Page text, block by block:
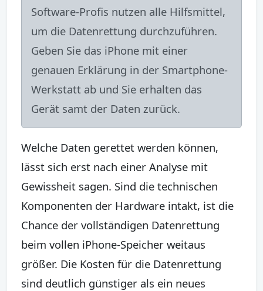
Software-Profis nutzen alle Hilfsmittel,
um die Datenrettung durchzuführen.
Geben Sie das iPhone mit einer
genauen Erklärung in der Smartphone-
Werkstatt ab und Sie erhalten das
Gerät samt der Daten zurück.
Welche Daten gerettet werden können,
lässt sich erst nach einer Analyse mit
Gewissheit sagen. Sind die technischen
Komponenten der Hardware intakt, ist die
Chance der vollständigen Datenrettung
beim vollen iPhone-Speicher weitaus
größer. Die Kosten für die Datenrettung
sind deutlich günstiger als ein neues